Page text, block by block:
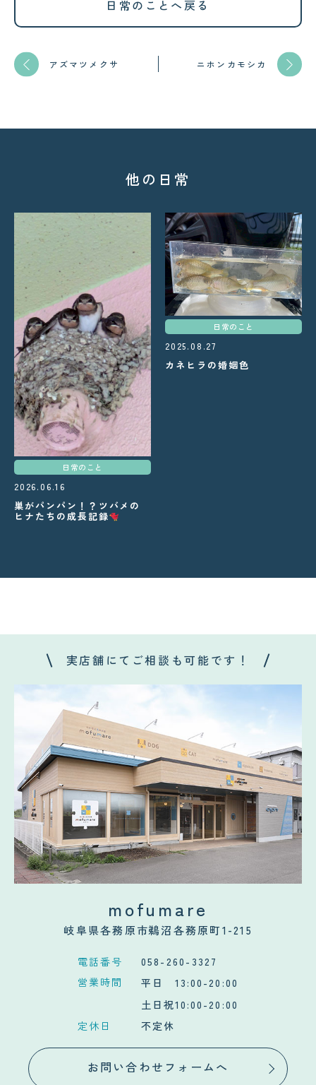
日常のことへ戻る
アズマツメクサ ニホンカモシカ
他の日常
日常のこと
2026.06.16
巣がパンパン！？ツバメの
ヒナたちの成長記録
日常のこと
2025.08.27
カネヒラの婚姻色
実店舗にてご相談も可能です！
mofumare
岐阜県各務原市鵜沼各務原町1-215
電話番号
058-260-3327
営業時間
平日 13:00-20:00
土日祝10:00-20:00
定休日
不定休
お問い合わせフォームへ